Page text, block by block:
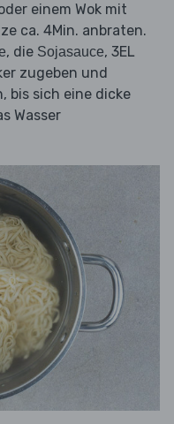
einem Wok mit
ca. 4Min. anbraten.
, die Sojasauce, 3EL
zugeben und
bis sich eine dicke
Wasser